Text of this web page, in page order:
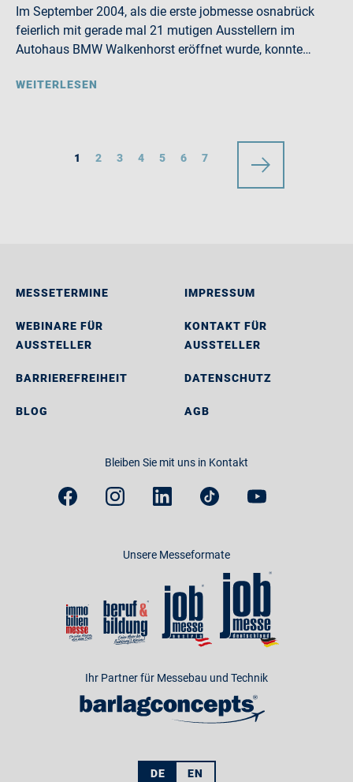
Im September 2004, als die erste jobmesse osnabrück
feierlich mit gerade mal 21 mutigen Ausstellern im
Autohaus BMW Walkenhorst eröffnet wurde, konnte…
WEITERLESEN
1 2 3 4 5 6 7
MESSETERMINE
WEBINARE FÜR
AUSSTELLER
BARRIEREFREIHEIT
BLOG
IMPRESSUM
KONTAKT FÜR
AUSSTELLER
DATENSCHUTZ
AGB
Bleiben Sie mit uns in Kontakt
Unsere Messeformate
Ihr Partner für Messebau und Technik
DE EN